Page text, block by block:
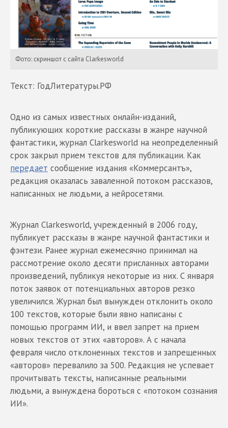
Фото: скриншот с сайта Clarkesworld
Текст: ГодЛитературы.РФ
Одно из самых известных онлайн-изданий,
публикующих короткие рассказы в жанре научной
фантастики, журнал Clarkesworld на неопределенный
срок закрыл прием текстов для публикации. Как
передает сообщение издания «Коммерсантъ»,
редакция оказалась заваленной потоком рассказов,
написанных не людьми, а нейросетями.
Журнал Clarkesworld, учрежденный в 2006 году,
публикует рассказы в жанре научной фантастики и
фэнтези. Ранее журнал ежемесячно принимал на
рассмотрение около десяти присланных авторами
произведений, публикуя некоторые из них. С января
поток заявок от потенциальных авторов резко
увеличился. Журнал был вынужден отклонить около
100 текстов, которые были явно написаны с
помощью программ ИИ, и ввел запрет на прием
новых текстов от этих «авторов». А с начала
февраля число отклоненных текстов и запрещенных
«авторов» перевалило за 500. Редакция не успевает
прочитывать тексты, написанные реальными
людьми, а вынуждена бороться с «потоком сознания
ИИ».